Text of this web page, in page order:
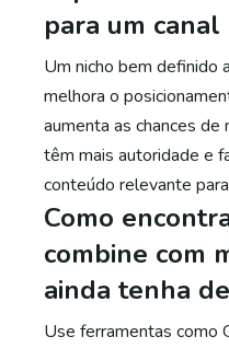
para um canal
Um nicho bem definido
melhora o
aumenta as chances de
têm mais autoridade e
conteúdo relevante
Como
combine com
ainda tenha
Use ferramentas como